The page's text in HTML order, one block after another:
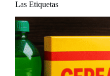
Las Etiquetas